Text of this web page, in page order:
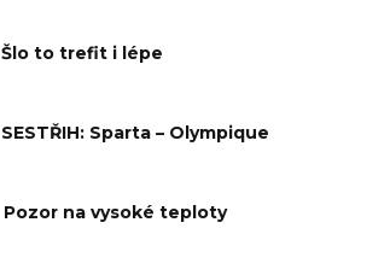
Šlo to trefit i lépe
SESTŘIH: Sparta – Olympique
Pozor na vysoké teploty